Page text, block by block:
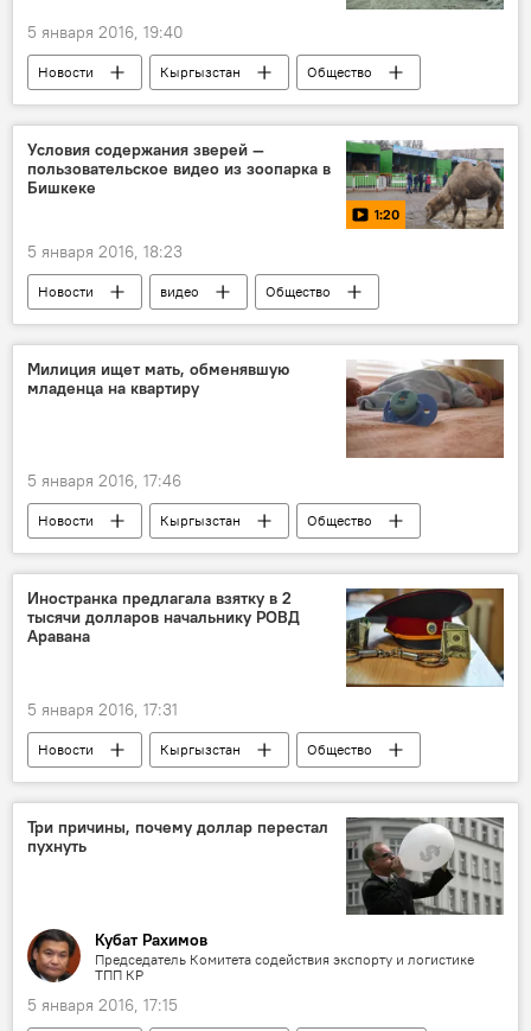
5 января 2016, 19:40
Новости Кыргызстан
Общество
находка
маршрутка
потеря
кошелек
Условия содержания зверей —
пользовательское видео из зоопарка в
Бишкеке
1:20
5 января 2016, 18:23
Новости видео
Общество
Бишкек
животные
зоопарк
клетка
звери WhatsApp-канал
Милиция ищет мать, обменявшую
младенца на квартиру
5 января 2016, 17:46
Новости Кыргызстан
Общество
ребенок
квартира обмен
Иностранка предлагала взятку в 2
тысячи долларов начальнику РОВД
Аравана
5 января 2016, 17:31
Новости Кыргызстан
Общество
Араванский район
РОВД
начальники
Три причины, почему доллар перестал
пухнуть
Кубат Рахимов
Председатель Комитета содействия экспорту и логистике
ТПП КР
5 января 2016, 17:15